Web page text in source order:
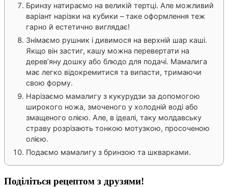
Бринзу натираємо на великій тертці. Але можливий
варіант нарізки на кубики – таке оформлення теж
гарно й естетично виглядає!
Знімаємо рушник і дивимося на верхній шар каші.
Якщо він застиг, кашу можна перевертати на
дерев’яну дошку або блюдо для подачі. Мамалига
має легко відокремитися та випасти, тримаючи
свою форму.
Нарізаємо мамалигу з кукурудзи за допомогою
широкого ножа, змоченого у холодній воді або
змащеного олією. Але, в ідеалі, таку молдавську
страву розрізають тонкою мотузкою, просоченою
олією.
Подаємо мамалигу з бринзою та шкварками.
Поділіться рецептом з друзями!